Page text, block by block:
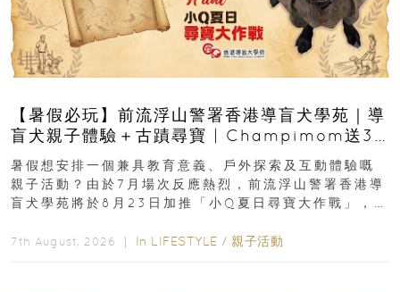
【暑假必玩】前流浮山警署香港導盲犬學苑｜導
盲犬親子體驗＋古蹟尋寶 | Champimom送3
組免費名額
暑假想安排一個兼具教育意義、戶外探索及互動體驗嘅
親子活動？由於7月場次反應熱烈，前流浮山警署香港導
盲犬學苑將於8月23日加推「小Q夏日尋寶大作戰」，家
7th August, 2026 ｜ In LIFESTYLE / 親子活動